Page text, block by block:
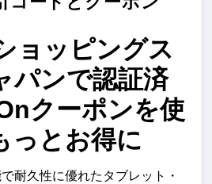
ョッピングス
パンで認証済
クーポンを使
っとお得に
耐久性に優れたタブレット・